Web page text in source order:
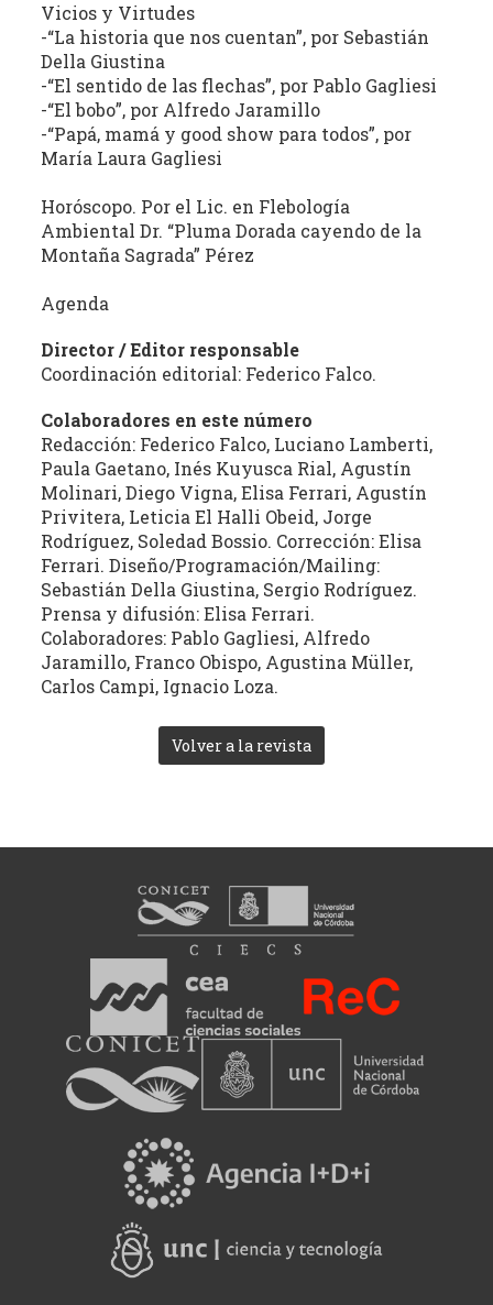
producción
intelectual
sus
distintas
manifestaciones.
Vicios y Virtudes
-“La historia que nos cuentan”, por Sebastián
Della Giustina
-“El sentido de las flechas”, por Pablo Gagliesi
-“El bobo”, por Alfredo Jaramillo
-“Papá, mamá y good show para todos”, por
María Laura Gagliesi
Horóscopo. Por el Lic. en Flebología
Ambiental Dr. “Pluma Dorada cayendo de la
Montaña Sagrada” Pérez
Agenda
Director / Editor responsable
Coordinación editorial: Federico Falco.
Colaboradores en este número
Redacción: Federico Falco, Luciano Lamberti,
Paula Gaetano, Inés Kuyusca Rial, Agustín
Molinari, Diego Vigna, Elisa Ferrari, Agustín
Privitera, Leticia El Halli Obeid, Jorge
Rodríguez, Soledad Bossio. Corrección: Elisa
Ferrari. Diseño/Programación/Mailing:
Sebastián Della Giustina, Sergio Rodríguez.
Prensa y difusión: Elisa Ferrari.
Colaboradores: Pablo Gagliesi, Alfredo
Jaramillo, Franco Obispo, Agustina Müller,
Carlos Campi, Ignacio Loza.
Volver a la revista